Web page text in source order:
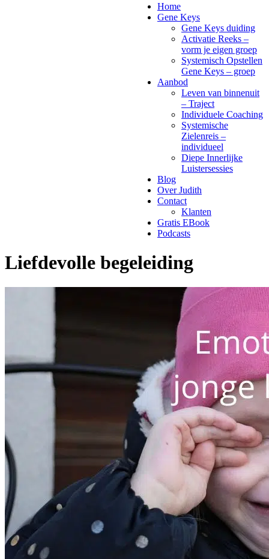
Home
Gene Keys
Gene Keys duiding
Activatie Reeks –
vorm je eigen groep
Systemisch Opstellen
Gene Keys – groep
Aanbod
Leven van binnenuit
– Traject
Individuele Coaching
Systemische
Zielenreis –
individueel
Diepe Innerlijke
Luistersessies
Blog
Over Judith
Contact
Klanten
Gratis EBook
Podcasts
Liefdevolle begeleiding